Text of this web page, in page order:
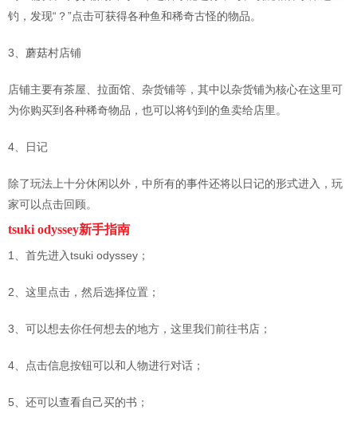
钓，发现“？”点击可获得各种鱼和稀奇古怪的物品。
3、蘑菇村店铺
店铺主要有茶屋、拉面馆、杂货铺等，其中以杂货铺为核心在这里可
为你购买到各种稀奇物品，也可以将钓到的鱼卖给店里。
4、日记
除了玩法上十分休闲以外，中所有的事件还将以日记的形式进入，玩
家可以点击回顾。
tsuki odyssey新手指南
1、首先进入tsuki odyssey；
2、这里点击，然后选择位置；
3、可以想去你任何想去的地方，这里我们前往书店；
4、点击信息按钮可以和人物进行对话；
5、还可以查看自己买的书；